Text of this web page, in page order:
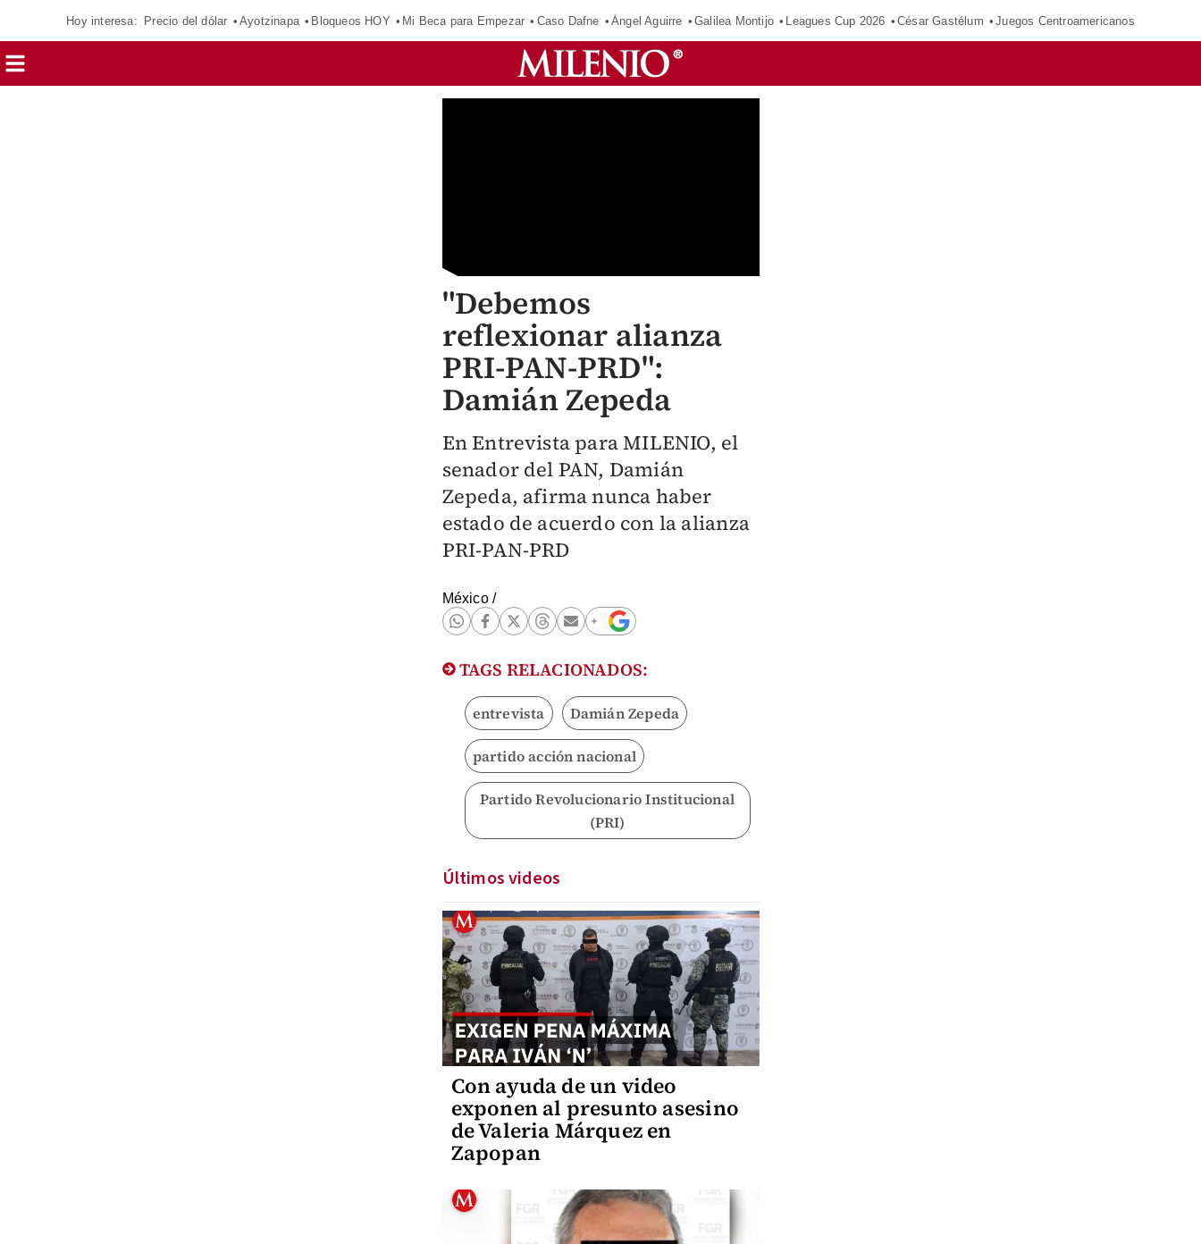
Hoy interesa: Precio del dólar Ayotzinapa Bloqueos HOY Mi Beca para Empezar Caso Dafne Ángel Aguirre Galilea Montijo Leagues Cup 2026 César Gastélum Juegos Centroamericanos
"Debemos
reflexionar alianza
PRI-PAN-PRD":
Damián Zepeda
En Entrevista para MILENIO, el
senador del PAN, Damián
Zepeda, afirma nunca haber
estado de acuerdo con la alianza
PRI-PAN-PRD
México/
TAGS RELACIONADOS:
entrevista Damián Zepeda
partido acción nacional
Partido Revolucionario Institucional
(PRI)
Últimos videos
Con ayuda de un video
exponen al presunto asesino
de Valeria Márquez en
Zapopan